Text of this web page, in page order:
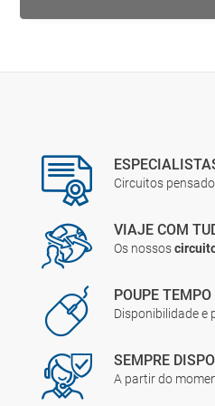
Circuitos
VIAJE COM
Os nossos
POUPE TEMPO
Disponibilidade e
SEMPRE
A partir do